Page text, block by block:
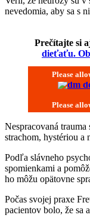
nevedomia, aby sa s
Prečítajte si
dieťaťu.
Nespracovaná
strachom, hystériou a
Podľa slávneho
spomienkami a
ho môžu opätovne
Počas svojej praxe
pacientov bolo, že sa